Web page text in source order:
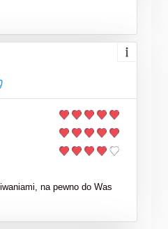
na pewno do Was